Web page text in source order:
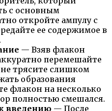
с основным
откройте ампулу с
ее содержимое в
— Взяв флакон
перемешайте
трясите слишком
образования
флакон на несколько
полностью смешался.
введению — После